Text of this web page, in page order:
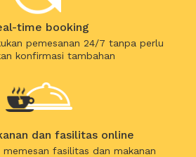
time booking
pemesanan 24/7 tanpa perlu
konfirmasi tambahan
dan fasilitas online
fasilitas dan makanan